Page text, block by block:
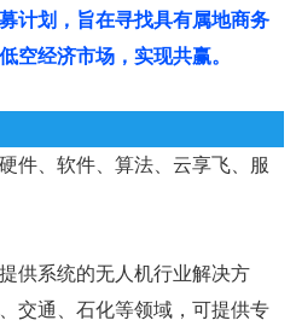
计划，旨在寻找具有属地商务
空经济市场，实现共赢。
件 、软件、算法、云享飞、服
供系统的无人机行业解决方
交通、石化等领域 ，可提供专